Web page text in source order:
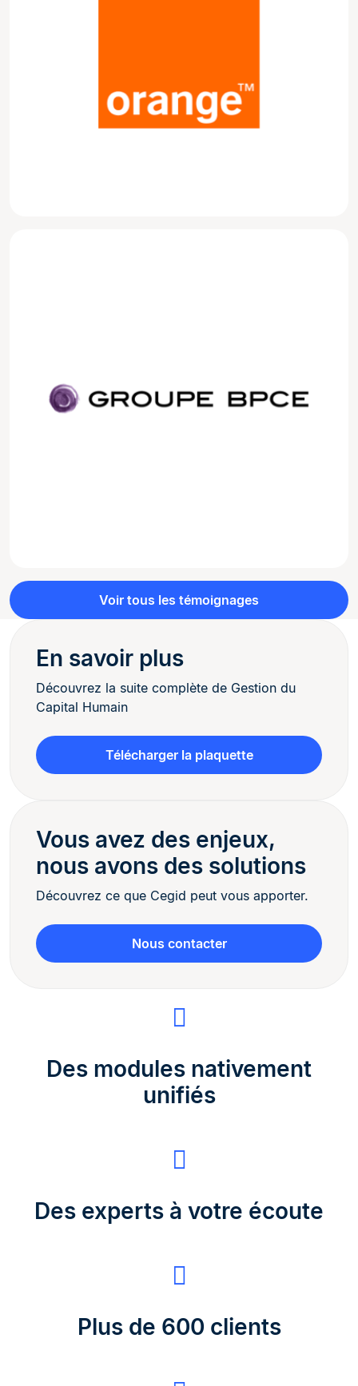
Voir tous les témoignages
En savoir plus
Découvrez la suite complète de Gestion du
Capital Humain
Télécharger la plaquette
Vous avez des enjeux,
nous avons des solutions
Découvrez ce que Cegid peut vous apporter.
Nous contacter
Des modules nativement
unifiés
Des experts à votre écoute
Plus de 600 clients